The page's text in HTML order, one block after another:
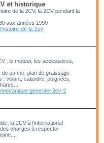
et historique
de la 2CV, la 2CV pendant la
aux années 1990
de-la-2cv
; le moteur, les accessoires,
de panne, plan de graissage
volant, calandre, poignées,
generale-2cv-2
la 2CV à l'international
charges à respecter